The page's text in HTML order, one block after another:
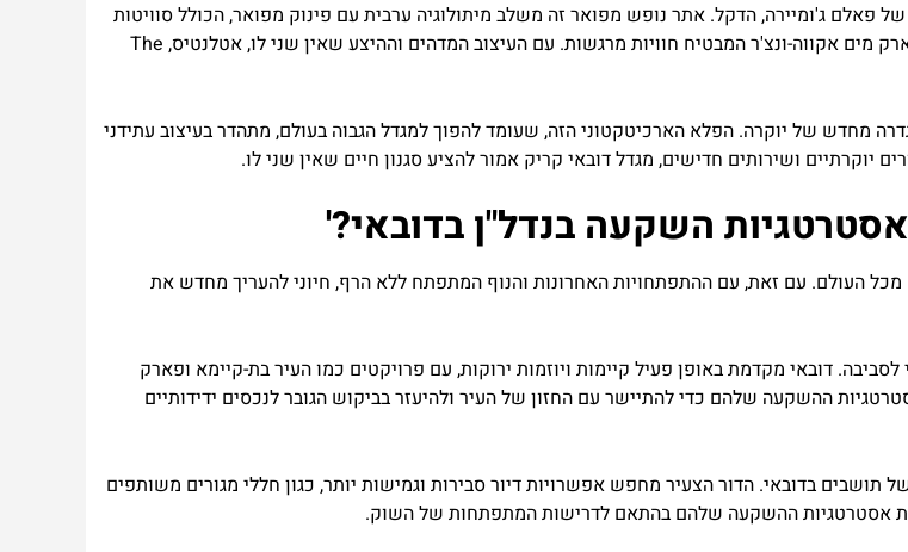
פאלם ג'ומיירה, הדקל. אתר נופש מפואר זה משלב מיתולוגיה ערבית עם פינוק מפואר, הכולל סוויטות
מעולות, סוויטות תת-מימיות עם נוף מהרצפה עד התקרה של החיים הימיים, ופארק מים אקווה-ונצ'ר המבטיח חוויות מרגשות. עם העיצוב המדהים וההיצע שאין שני לו, אטלנטיס, The
מחדש של יוקרה. הפלא הארכיטקטוני הזה, שעומד להפוך למגדל הגבוה בעולם, מתהדר בעיצוב עתידני
ושירותים חדישים, מגדל דובאי קריק אמור להציע סגנון חיים שאין שני לו.
העולם. עם זאת, עם ההתפתחויות האחרונות והנוף המתפתח ללא הרף, חיוני להעריך מחדש את
דובאי מקדמת באופן פעיל קיימות ויוזמות ירוקות, עם פרויקטים כמו העיר בת-קיימא ופארק
ההשקעה שלהם כדי להתיישר עם החזון של העיר ולהיעזר בביקוש הגובר לנכסים ידידותיים
בדובאי. הדור הצעיר מחפש אפשרויות דיור סבירות וגמישות יותר, כגון חללי מגורים משותפים
אסטרטגיות ההשקעה שלהם בהתאם לדרישות המתפתחות של השוק.